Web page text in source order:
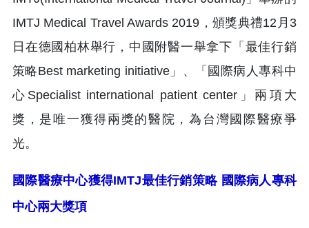
IMTJ Medical Travel Awards 2019，頒獎典禮12月3
日在德國柏林舉行，中國附醫一舉拿下「最佳行銷
策略Best marketing initiative」、「國際病人專科中
心Specialist international patient center」兩項大
獎，是唯一獲得兩獎的醫院，為台灣國際醫療爭
光。
國際醫療中心獲得IMTJ最佳行銷策略 國際病人專科
中心兩大獎項